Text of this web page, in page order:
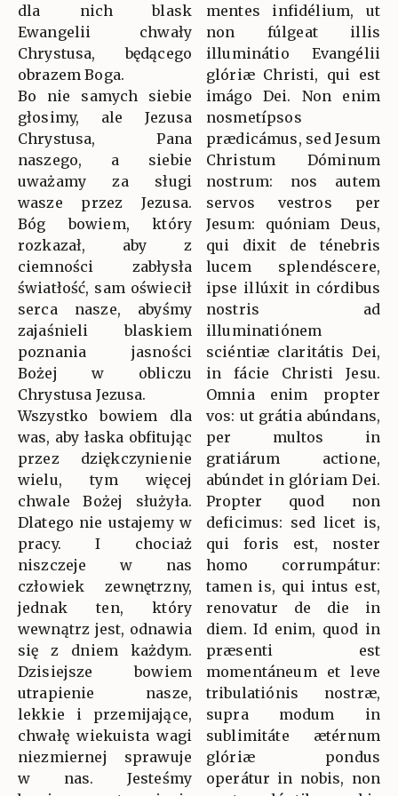
dla nich blask
Ewangelii chwały
Chrystusa, będącego
obrazem Boga.
Bo nie samych siebie
głosimy, ale Jezusa
Chrystusa, Pana
naszego, a siebie
uważamy za sługi
wasze przez Jezusa.
Bóg bowiem, który
rozkazał, aby z
ciemności zabłysła
światłość, sam oświecił
serca nasze, abyśmy
zajaśnieli blaskiem
poznania jasności
Bożej w obliczu
Chrystusa Jezusa.
Wszystko bowiem dla
was, aby łaska obfitując
przez dziękczynienie
wielu, tym więcej
chwale Bożej służyła.
Dlatego nie ustajemy w
pracy. I chociaż
niszczeje w nas
człowiek zewnętrzny,
jednak ten, który
wewnątrz jest, odnawia
się z dniem każdym.
Dzisiejsze bowiem
utrapienie nasze,
lekkie i przemijające,
chwałę wiekuista wagi
niezmiernej sprawuje
w nas. Jesteśmy
mentes infidélium, ut
non fúlgeat illis
illuminátio Evangélii
glóriæ Christi, qui est
imágo Dei. Non enim
nosmetípsos
prædicámus, sed Jesum
Christum Dóminum
nostrum: nos autem
servos vestros per
Jesum: quóniam Deus,
qui dixit de ténebris
lucem splendéscere,
ipse illúxit in córdibus
nostris ad
illuminatiónem
sciéntiæ claritátis Dei,
in fácie Christi Jesu.
Omnia enim propter
vos: ut grátia abúndans,
per multos in
gratiárum actione,
abúndet in glóriam Dei.
Propter quod non
deficimus: sed licet is,
qui foris est, noster
homo corrumpátur:
tamen is, qui intus est,
renovatur de die in
diem. Id enim, quod in
præsenti est
momentáneum et leve
tribulatiónis nostræ,
supra modum in
sublimitáte ætérnum
glóriæ pondus
operátur in nobis, non